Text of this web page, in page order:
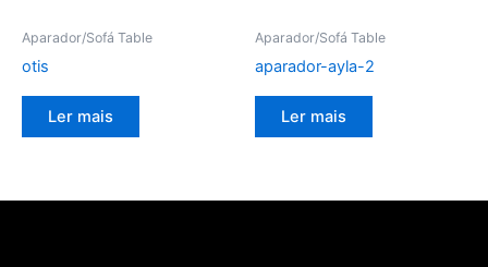
Aparador/Sofá Table
otis
Ler mais
Aparador/Sofá Table
aparador-ayla-2
Ler mais